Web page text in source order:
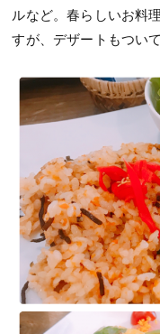
ルなど。春らしいお料
すが、デザートもつい